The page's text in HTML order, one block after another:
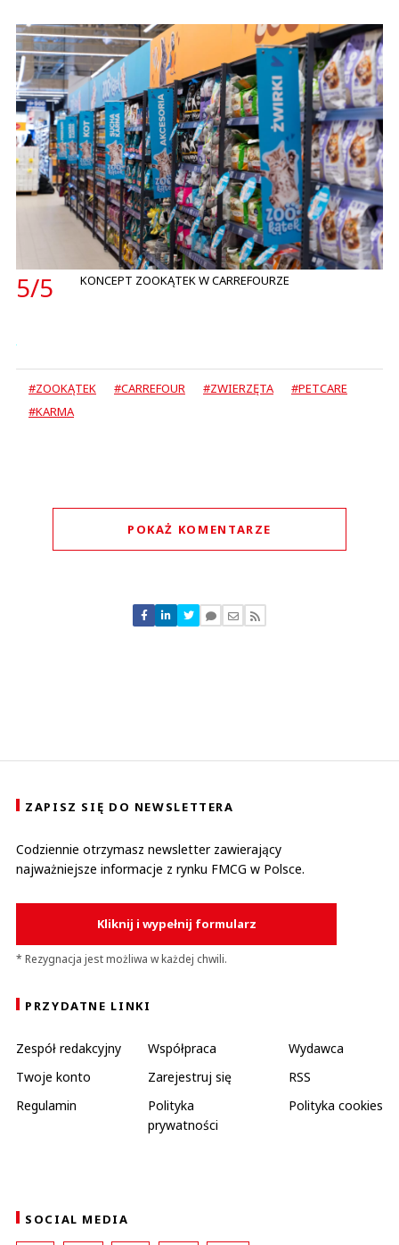
5/5 KONCEPT ZOOKĄTEK W CARREFOURZE
#ZOOKĄTEK #CARREFOUR #ZWIERZĘTA
#PETCARE
#KARMA
POKAŻ KOMENTARZE
Nie znaleziono komentarzy
Zostaw swoje komentarze
ZAPISZ SIĘ DO NEWSLETTERA
Codziennie otrzymasz newsletter zawierający
najważniejsze informacje z rynku FMCG w Polsce.
Kliknij i wypełnij formularz
* Rezygnacja jest możliwa w każdej chwili.
PRZYDATNE LINKI
Zespół redakcyjny Współpraca
Wydawca
Twoje konto
Zarejestruj się
RSS
Regulamin
Polityka
prywatności
Polityka cookies
SOCIAL MEDIA